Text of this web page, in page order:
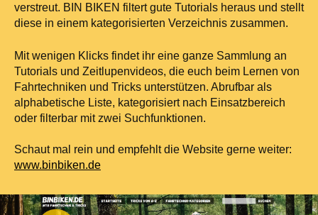
verstreut. BIN BIKEN filtert gute Tutorials heraus und stellt
diese in einem kategorisierten Verzeichnis zusammen.
Mit wenigen Klicks findet ihr eine ganze Sammlung an
Tutorials und Zeitlupenvideos, die euch beim Lernen von
Fahrtechniken und Tricks unterstützen. Abrufbar als
alphabetische Liste, kategorisiert nach Einsatzbereich
oder filterbar mit zwei Suchfunktionen.
Schaut mal rein und empfehlt die Website gerne weiter:
www.binbiken.de